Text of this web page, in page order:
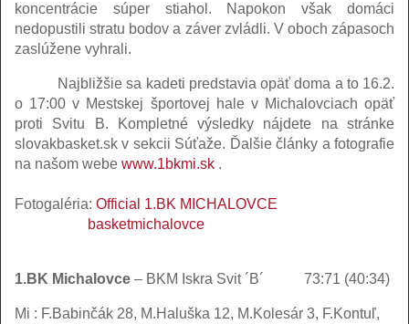
koncentrácie súper stiahol. Napokon však domáci
nedopustili stratu bodov a záver zvládli. V oboch zápasoch
zaslúžene vyhrali.
Najbližšie sa kadeti predstavia opäť doma a to 16.2.
o 17:00 v Mestskej športovej hale v Michalovciach opäť
proti Svitu B. Kompletné výsledky nájdete na stránke
slovakbasket.sk v sekcii Súťaže. Ďalšie články a fotografie
na našom webe www.1bkmi.sk .
Fotogaléria: Official 1.BK MICHALOVCE
basketmichalovce
1.BK Michalovce – BKM Iskra Svit ´B´ 73:71 (40:34)
Mi : F.Babinčák 28, M.Haluška 12, M.Kolesár 3, F.Kontuľ,